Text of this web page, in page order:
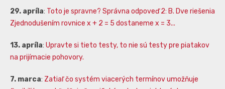
29. apríla: Toto je spravne? Správna odpoveď 2: B. Dve riešenia
Zjednodušením rovnice x + 2 = 5 dostaneme x = 3...
13. apríla: Upravte si tieto testy, to nie sú testy pre piatakov
na prijímacie pohovory.
7. marca: Zatiaľ čo systém viacerých termínov umožňuje